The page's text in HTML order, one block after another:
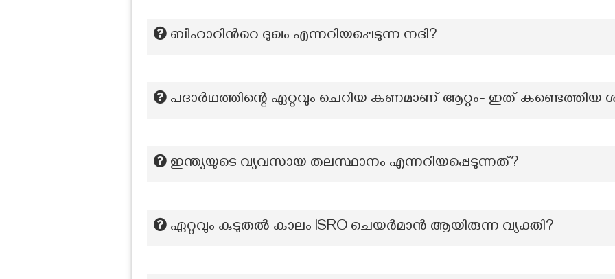
ബീഹാറിന്‍റെ ദുഖം എന്നറിയപ്പെടുന്ന നദി?
പദാർഥത്തിന്റെ ഏറ്റവും ചെറിയ കണമാണ് ആറ്റം- ഇത്
ഇന്ത്യയുടെ വ്യവസായ തലസ്ഥാനം എന്നറിയപ്പെടുന്നത്?
ഏറ്റവും കുടുതല്‍ കാലം ISRO ചെയര്‍മാന്‍ ആയിരുന്ന വ്യക്തി?